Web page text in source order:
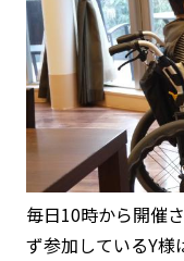
毎日10時から開催
ず参加しているY様